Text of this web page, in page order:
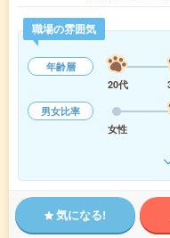
職場の雰囲気
年齢層
20代
男女比率
女性
気になる!